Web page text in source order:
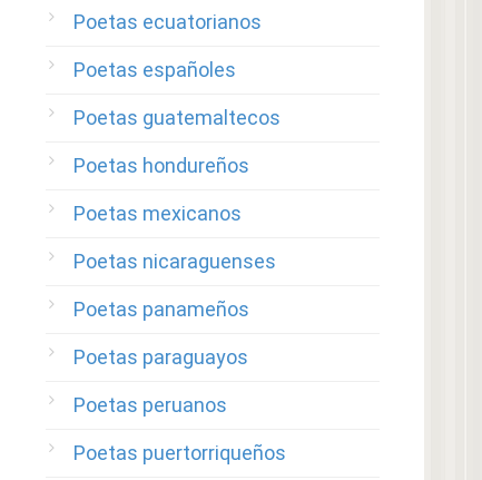
Poetas ecuatorianos
Poetas españoles
Poetas guatemaltecos
Poetas hondureños
Poetas mexicanos
Poetas nicaraguenses
Poetas panameños
Poetas paraguayos
Poetas peruanos
Poetas puertorriqueños